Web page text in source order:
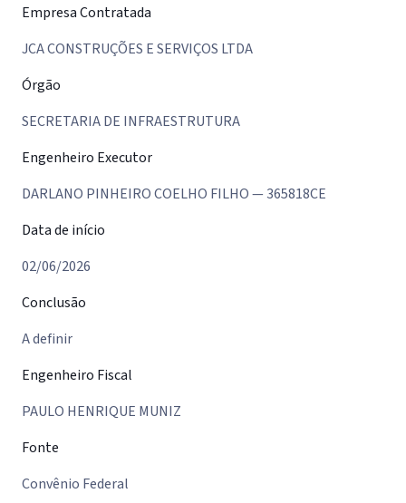
Empresa Contratada
JCA CONSTRUÇÕES E SERVIÇOS LTDA
Órgão
SECRETARIA DE INFRAESTRUTURA
Engenheiro Executor
DARLANO PINHEIRO COELHO FILHO — 365818CE
Data de início
02/06/2026
Conclusão
A definir
Engenheiro Fiscal
PAULO HENRIQUE MUNIZ
Fonte
Convênio Federal